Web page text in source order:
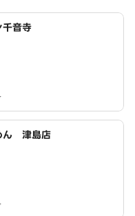
音寺
ん 津島店